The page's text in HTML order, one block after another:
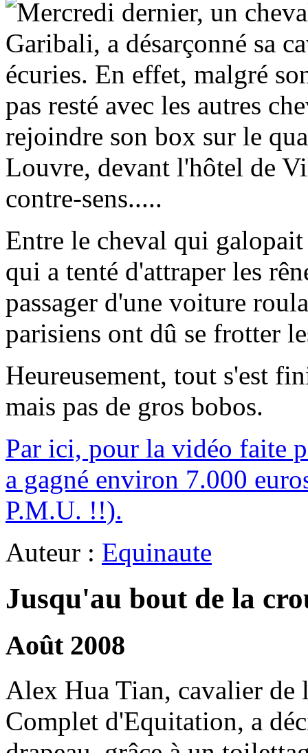
Mercredi dernier, un
Garibali, a désarçonné sa
écuries. En effet, malgré
pas resté avec les autres
rejoindre son box sur le
Louvre, devant l'hôtel de
contre-sens.....
Entre le cheval qui
qui a tenté d'attraper les
passager d'une voiture
parisiens ont dû se frotter
Heureusement, tout s'est
mais pas de gros bobos.
Par ici, pour la vidéo faite
a gagné environ 7.000
P.M.U. !!).
Auteur : Equinaute
Jusqu'au bout de la
Août 2008
Alex Hua Tian, cavalier de
Complet d'Equitation, a